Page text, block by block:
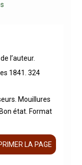
l’auteur.
1841. 324
Mouillures
état. Format
LA PAGE